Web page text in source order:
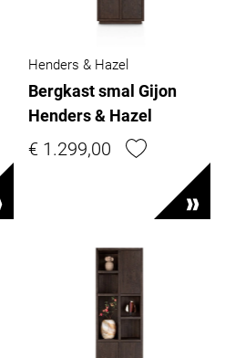
Henders & Hazel
Bergkast smal Gijon
Henders & Hazel
€ 1.299,00